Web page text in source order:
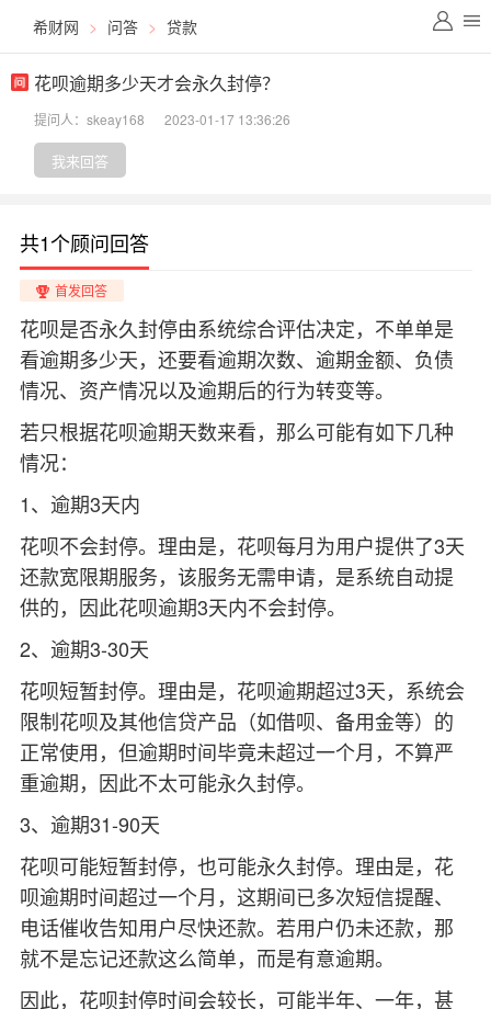
希财网 > 问答 > 贷款
花呗逾期多少天才会永久封停？
提问人：skeay168 2023-01-17 13:36:26
我来回答
共1个顾问回答
首发回答
花呗是否永久封停由系统综合评估决定，不单单是
看逾期多少天，还要看逾期次数、逾期金额、负债
情况、资产情况以及逾期后的行为转变等。
若只根据花呗逾期天数来看，那么可能有如下几种
情况：
1、逾期3天内
花呗不会封停。理由是，花呗每月为用户提供了3天
还款宽限期服务，该服务无需申请，是系统自动提
供的，因此花呗逾期3天内不会封停。
2、逾期3-30天
花呗短暂封停。理由是，花呗逾期超过3天，系统会
限制花呗及其他信贷产品（如借呗、备用金等）的
正常使用，但逾期时间毕竟未超过一个月，不算严
重逾期，因此不太可能永久封停。
3、逾期31-90天
花呗可能短暂封停，也可能永久封停。理由是，花
呗逾期时间超过一个月，这期间已多次短信提醒、
电话催收告知用户尽快还款。若用户仍未还款，那
就不是忘记还款这么简单，而是有意逾期。
因此，花呗封停时间会较长，可能半年、一年，甚